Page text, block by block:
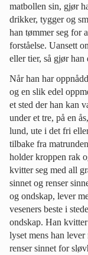
matbollen sin, gjør
drikker, tygger og
han tømmer seg for
forståelse. Uansett
eller tier, så gjør han
Når han har
og en slik edel
et sted der han kan
under et tre, på en
lund, ute i det fri
tilbake fra
holder kroppen rak
kvitter seg med all
sinnet og renser
og ondskap, lever
veseners beste i
ondskap. Han
lyset mens han
renser sinnet for